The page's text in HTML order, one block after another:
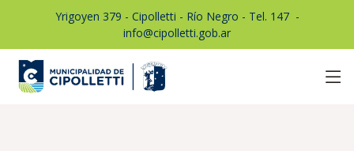
Yrigoyen 379 - Cipolletti - Río Negro - Tel. 1471 -
info@cipolletti.gob.ar